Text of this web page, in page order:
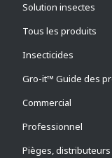
Solution insectes
Tous les produits
Insecticides
Gro-it™ Guide des
Commercial
Professionnel
Pièges,